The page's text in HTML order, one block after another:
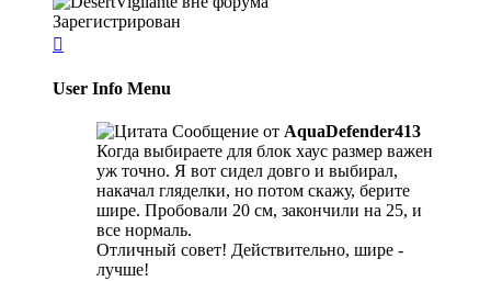
Зарегистрирован

User Info Menu
Сообщение от AquaDefender413
Когда выбираете для блок хаус размер важен
уж точно. Я вот сидел довго и выбирал,
накачал гляделки, но потом скажу, берите
шире. Пробовали 20 см, закончили на 25, и
все нормаль.
Отличный совет! Действительно, шире -
лучше!